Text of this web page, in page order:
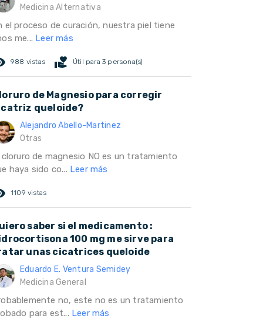
Medicina Alternativa
el proceso de curación, nuestra piel tiene
me... Leer más
988 vistas volunteer_activism Útil para 3 persona(s)
de Magnesio para corregir
queloide?
Alejandro Abello-Martinez
Otras
cloruro de magnesio NO es un tratamiento
haya sido co... Leer más
1109 vistas
saber si el medicamento :
100 mg me sirve para
unas cicatrices queloide
Eduardo E. Ventura Semidey
Medicina General
no, este no es un tratamiento
para est... Leer más